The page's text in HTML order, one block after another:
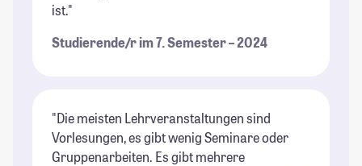
ist."
Studierende/r im 7. Semester – 2024
"Die meisten Lehrveranstaltungen sind
Vorlesungen, es gibt wenig Seminare oder
Gruppenarbeiten. Es gibt mehrere